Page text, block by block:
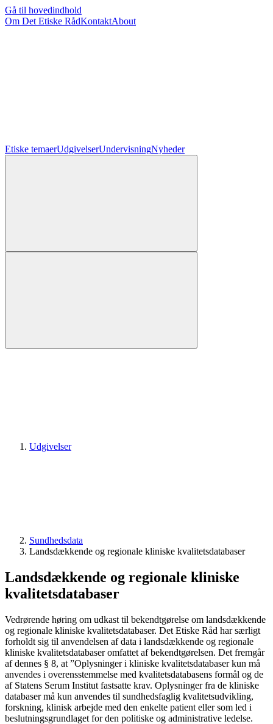
Gå til hovedindhold
Om Det Etiske RådKontaktAbout
Etiske temaerUdgivelserUndervisningNyheder
Udgivelser
Sundhedsdata
Landsdækkende og regionale kliniske kvalitetsdatabaser
Landsdækkende og regionale kliniske
kvalitetsdatabaser
Vedrørende høring om udkast til bekendtgørelse om landsdækkende
og regionale kliniske kvalitetsdatabaser. Det Etiske Råd har særligt
forholdt sig til anvendelsen af data i landsdækkende og regionale
kliniske kvalitetsdatabaser omfattet af bekendtgørelsen. Det fremgår
af dennes § 8, at ”Oplysninger i kliniske kvalitetsdatabaser kun må
anvendes i overensstemmelse med kvalitetsdatabasens formål og de
af Statens Serum Institut fastsatte krav. Oplysninger fra de kliniske
databaser må kun anvendes til sundhedsfaglig kvalitetsudvikling,
forskning, klinisk arbejde med den enkelte patient eller som led i
beslutningsgrundlaget for den politiske og administrative ledelse.